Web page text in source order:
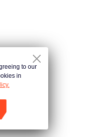
to our
in